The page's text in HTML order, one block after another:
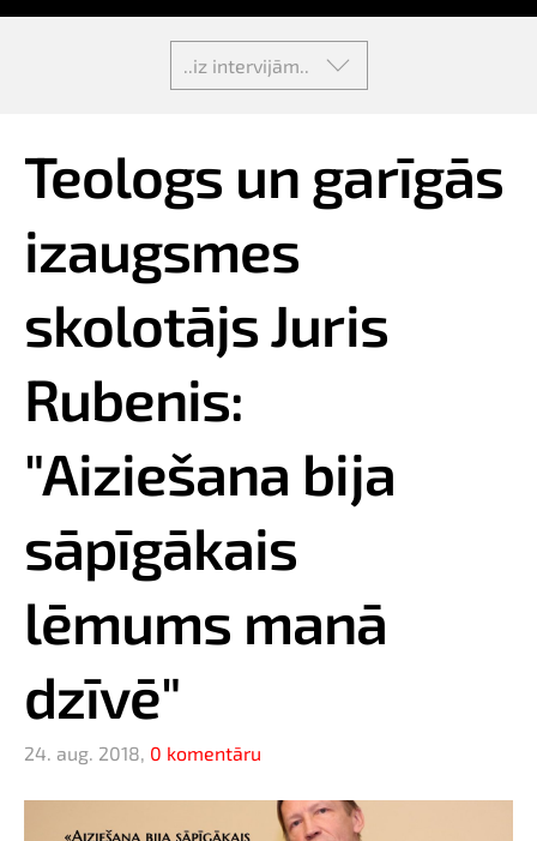
..iz intervijām..
Teologs un garīgās
izaugsmes
skolotājs Juris
Rubenis:
"Aiziešana bija
sāpīgākais
lēmums manā
dzīvē"
24. aug. 2018, 0 komentāru